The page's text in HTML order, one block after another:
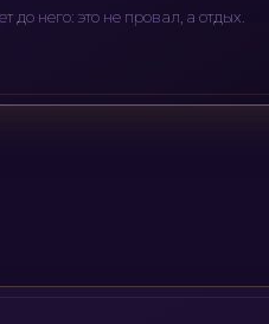
него: это не провал, а отдых.